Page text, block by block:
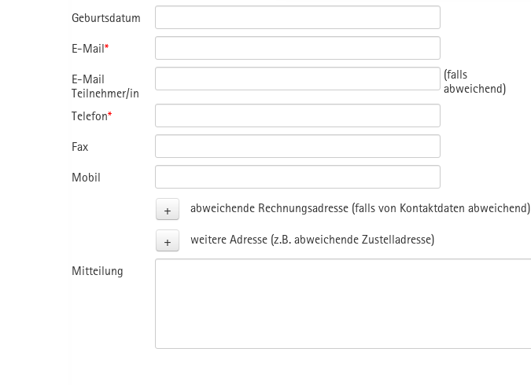
Geburtsdatum
E-Mail*
E-Mail
Teilnehmer/in
(falls
abweichend)
Telefon*
Fax
Mobil
+ abweichende Rechnungsadresse (falls von Kontaktdaten abweichend)
+ weitere Adresse (z.B. abweichende Zustelladresse)
Mitteilung